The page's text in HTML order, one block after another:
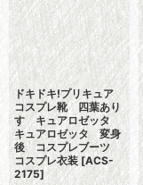
ドキドキ!プリキュア
コスプレ靴 四葉あり
す キュアロゼッタ
キュアロゼッタ 変身
後 コスプレブーツ
コスプレ衣装 [ACS-
2175]